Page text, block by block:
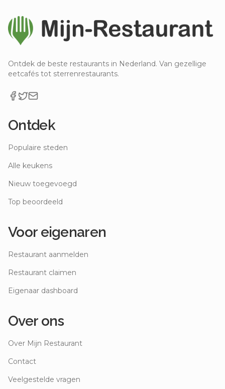
Ontdek de beste restaurants in Nederland. Van gezellige
eetcafés tot sterrenrestaurants.
Ontdek
Populaire steden
Alle keukens
Nieuw toegevoegd
Top beoordeeld
Voor eigenaren
Restaurant aanmelden
Restaurant claimen
Eigenaar dashboard
Over ons
Over Mijn Restaurant
Contact
Veelgestelde vragen